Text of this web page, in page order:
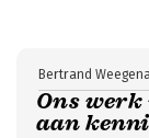
Ons
aan
Bertrand